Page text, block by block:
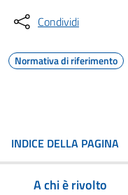
Condividi
Normativa di riferimento
INDICE DELLA PAGINA
A chi è rivolto